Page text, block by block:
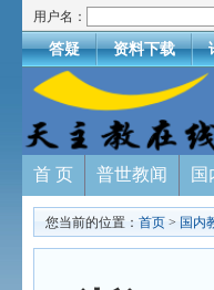
用户名：
答疑 资料下载
首 页 普世教闻 国
您当前的位置： 首页 > 国内